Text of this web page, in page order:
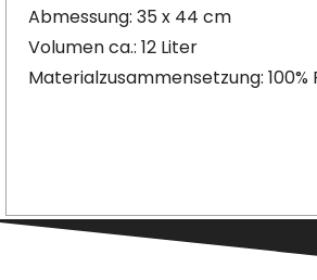
Abmessung: 35 x 44 cm
Volumen ca.: 12 Liter
Materialzusammensetzung: 100%